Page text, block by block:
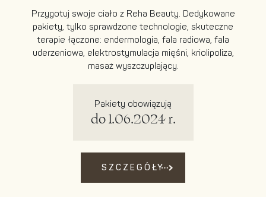
Przygotuj swoje ciało z Reha Beauty. Dedykowane
pakiety, tylko sprawdzone technologie, skuteczne
terapie łączone: endermologia, fala radiowa, fala
uderzeniowa, elektrostymulacja mięśni, kriolipoliza,
masaż wyszczuplający.
Pakiety obowiązują
do 1.06.2024 r.
SZCZEGÓŁY